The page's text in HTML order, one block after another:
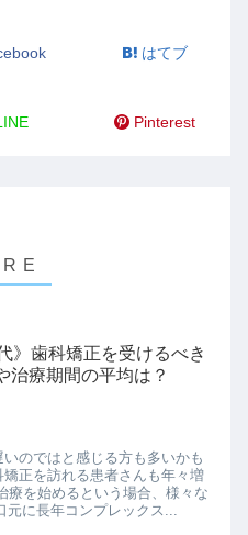
はてブ
Pinterest
》歯科矯正を受けるべき
治療期間の平均は？
のではと感じる方も多いかも
正を訪れる患者さんも年々増
療を始めるという場合、様々な
元に長年コンプレックス...